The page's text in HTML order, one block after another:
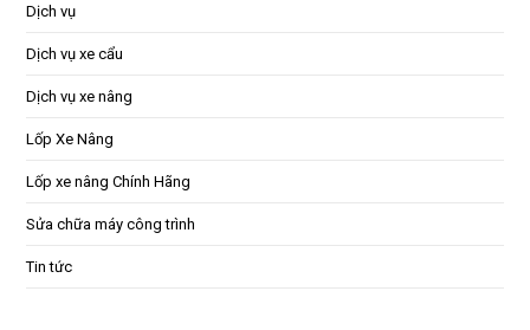
Dịch vụ
Dịch vụ xe cẩu
Dịch vụ xe nâng
Lốp Xe Nâng
Lốp xe nâng Chính Hãng
Sửa chữa máy công trình
Tin tức